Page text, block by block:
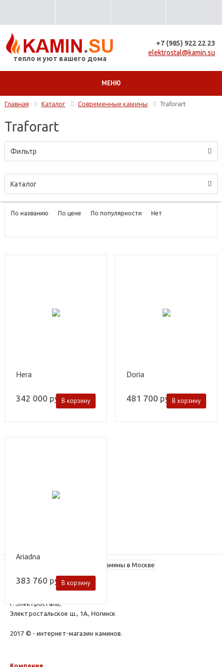
тепло и уют вашего дома
+7 (985) 922 22 23
elektrostal@kamin.su
МЕНЮ
Главная Каталог Современные камины Traforart
Traforart
Фильтр
Каталог
По названию По цене По популярности Нет
Hera
342 000 руб.В корзину
Doria
481 700 руб.В корзину
Ariadna
383 760 руб.В корзину
г. Электросталь,
Электростальское ш., 1А, Ногинск
2017 © - интернет-магазин каминов.
Компания